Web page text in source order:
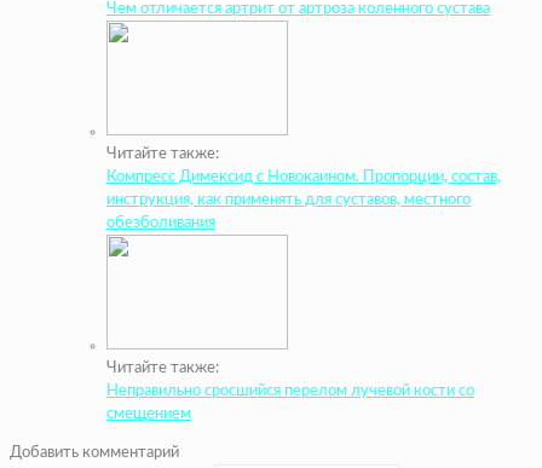
Чем отличается артрит от артроза коленного сустава
Читайте также:
Компресс Димексид с Новокаином. Пропорции, состав,
инструкция, как применять для суставов, местного
обезболивания
Читайте также:
Неправильно сросшийся перелом лучевой кости со
смещением
Добавить комментарий